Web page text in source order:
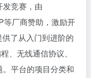
竞赛，由
厂商赞助，激励开
了从入门到进阶的
、无线通信协议、
平台的项目分类和